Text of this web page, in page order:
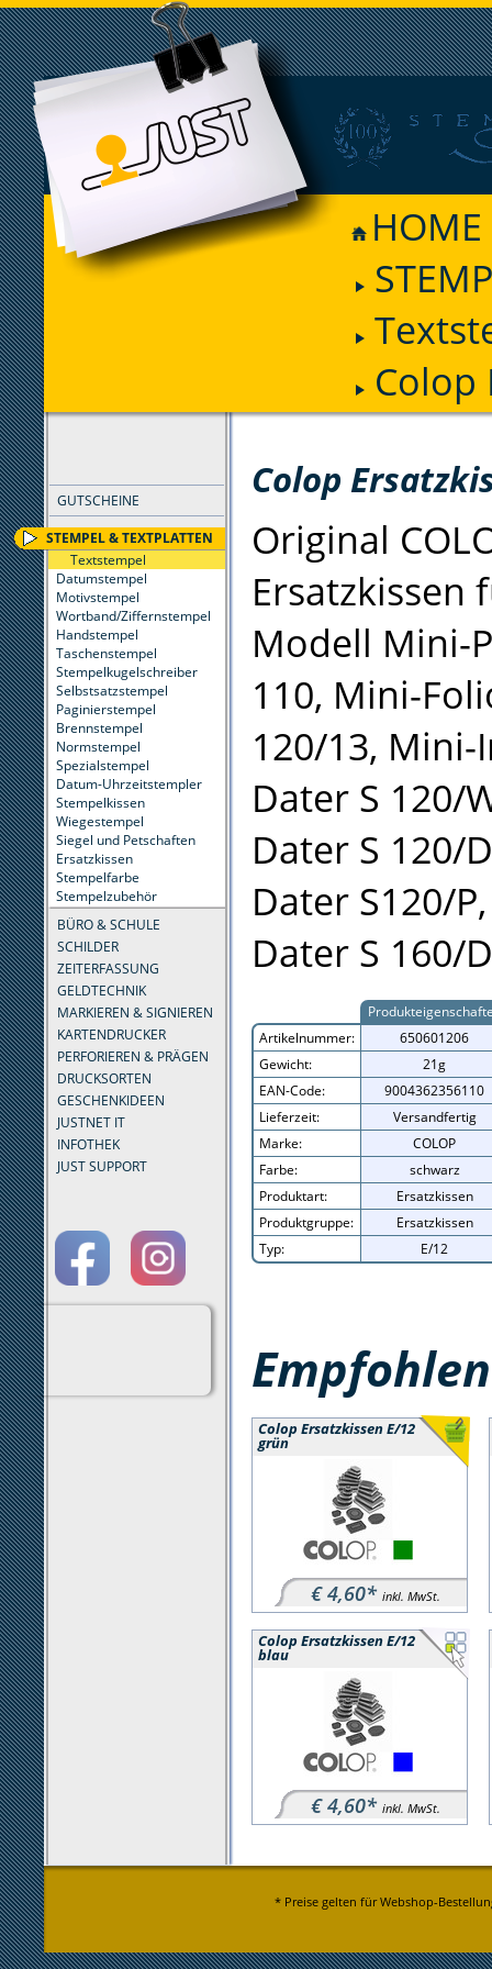
HOME
Colop
GUTSCHEINE
STEMPEL & TEXTPLATTEN
Textstempel
Datumstempel
Motivstempel
Wortband/Ziffernstempel
Handstempel
Taschenstempel
Stempelkugelschreiber
Selbstsatzstempel
Paginierstempel
Brennstempel
Normstempel
Spezialstempel
Datum-Uhrzeitstempler
Stempelkissen
Wiegestempel
Siegel und Petschaften
Ersatzkissen
Stempelfarbe
Stempelzubehör
BÜRO & SCHULE
SCHILDER
ZEITERFASSUNG
GELDTECHNIK
MARKIEREN & SIGNIEREN
KARTENDRUCKER
PERFORIEREN & PRÄGEN
DRUCKSORTEN
GESCHENKIDEEN
JUSTNET IT
INFOTHEK
JUST SUPPORT
Colop
Original
Ersatzkissen
Modell Mini-
110, Mini-
120/13, Mini-
Dater S 120/
Dater S 120/
Dater S120/
Dater S 160/
Artikelnummer:
650601206
Gewicht:
21g
EAN-Code:
9004362356110
Lieferzeit:
Versandfertig
Marke:
COLOP
Farbe:
schwarz
Produktart:
Ersatzkissen
Produktgruppe:
Ersatzkissen
Typ:
E/12
Colop Ersatzkissen E/12
grün
€ 4,60* inkl. MwSt.
Colop Ersatzkissen E/12
blau
€ 4,60* inkl. MwSt.
* Preise gelten für Webshop-